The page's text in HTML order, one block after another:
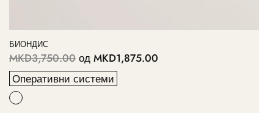
БИОНДИС
MKD3,750.00 од MKD1,875.00
Оперативни системи